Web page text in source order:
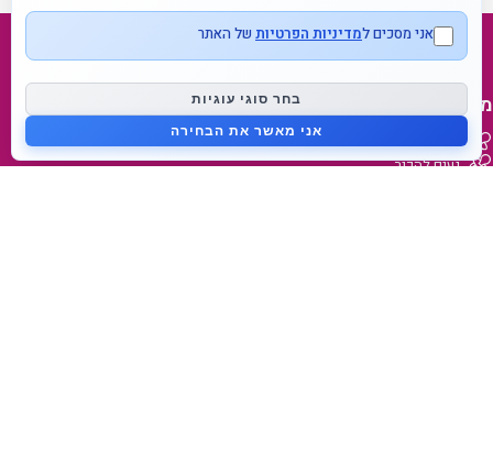
מפת אתר
דף בית
נעים להכיר
אני מסכים למדיניות הפרטיות של האתר
בחר סוגי עוגיות
אני מאשר את הבחירה